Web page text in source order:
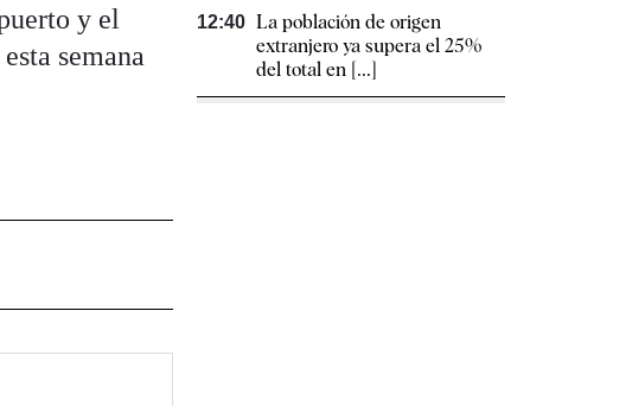
y el
semana
12:40 La población de origen
extranjero ya supera el 25%
del total en [...]